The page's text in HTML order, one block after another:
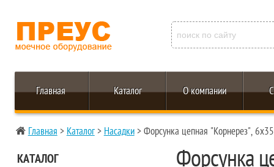
Главная Каталог О компании
Главная > Каталог> Насадки> Форсунка цепная "Корнерез",
КАТАЛОГ
Форсунка